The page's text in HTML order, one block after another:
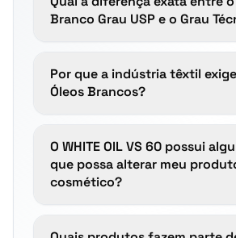
Branco Grau USP e o Grau
Por que a indústria têxtil
Óleos Brancos?
O WHITE OIL VS 60 possui
que possa alterar meu
cosmético?